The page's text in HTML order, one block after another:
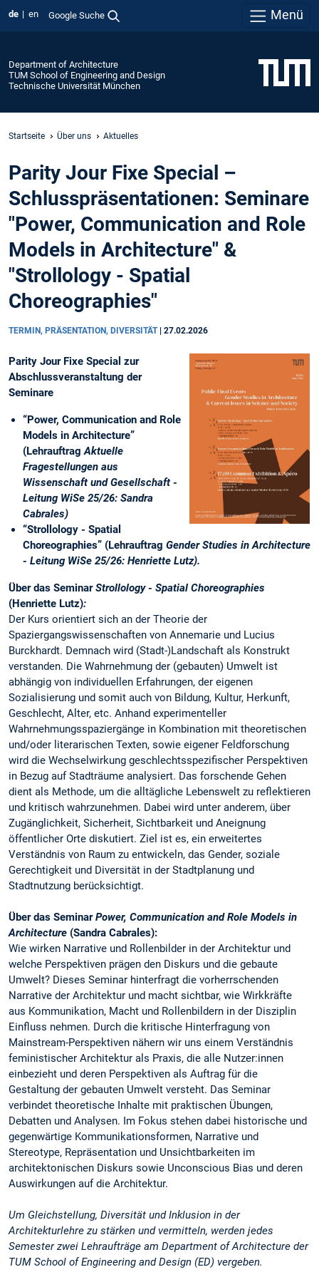
de en Google Suche Menü
Department of Architecture
TUM School of Engineering and Design
Technische Universität München
Startseite Über uns Aktuelles
Parity Jour Fixe Special –
Schlusspräsentationen: Seminare
"Power, Communication and Role
Models in Architecture" &
"Strollology - Spatial
Choreographies"
TERMIN, PRÄSENTATION, DIVERSITÄT 27.02.2026
Parity Jour Fixe Special zur
Abschlussveranstaltung der
Seminare
“Power, Communication and Role
Models in Architecture”
(LehrauftragAktuelle
Fragestellungen aus
Wissenschaft und Gesellschaft -
Leitung WiSe 25/26: Sandra
Cabrales)
“Strollology - Spatial
Choreographies” (Lehrauftrag Gender Studies in Architecture
- Leitung WiSe 25/26: Henriette Lutz).
Über das Seminar Strollology - Spatial Choreographies
(Henriette Lutz):
Der Kurs orientiert sich an der Theorie der
Spaziergangswissenschaften von Annemarie und Lucius
Burckhardt. Demnach wird (Stadt-)Landschaft als Konstrukt
verstanden. Die Wahrnehmung der (gebauten) Umwelt ist
abhängig von individuellen Erfahrungen, der eigenen
Sozialisierung und somit auch von Bildung, Kultur, Herkunft,
Geschlecht, Alter, etc. Anhand experimenteller
Wahrnehmungsspaziergänge in Kombination mit theoretischen
und/oder literarischen Texten, sowie eigener Feldforschung
wird die Wechselwirkung geschlechtsspezifischer Perspektiven
in Bezug auf Stadträume analysiert. Das forschende Gehen
dient als Methode, um die alltägliche Lebenswelt zu reflektieren
und kritisch wahrzunehmen. Dabei wird unter anderem, über
Zugänglichkeit, Sicherheit, Sichtbarkeit und Aneignung
öffentlicher Orte diskutiert. Ziel ist es, ein erweitertes
Verständnis von Raum zu entwickeln, das Gender, soziale
Gerechtigkeit und Diversität in der Stadtplanung und
Stadtnutzung berücksichtigt.
Über das Seminar Power, Communication and Role Models in
Architecture (Sandra Cabrales):
Wie wirken Narrative und Rollenbilder in der Architektur und
welche Perspektiven prägen den Diskurs und die gebaute
Umwelt? Dieses Seminar hinterfragt die vorherrschenden
Narrative der Architektur und macht sichtbar, wie Wirkkräfte
aus Kommunikation, Macht und Rollenbildern in der Disziplin
Einfluss nehmen. Durch die kritische Hinterfragung von
Mainstream-Perspektiven nähern wir uns einem Verständnis
feministischer Architektur als Praxis, die alle Nutzer:innen
einbezieht und deren Perspektiven als Auftrag für die
Gestaltung der gebauten Umwelt versteht. Das Seminar
verbindet theoretische Inhalte mit praktischen Übungen,
Debatten und Analysen. Im Fokus stehen dabei historische und
gegenwärtige Kommunikationsformen, Narrative und
Stereotype, Repräsentation und Unsichtbarkeiten im
architektonischen Diskurs sowie Unconscious Bias und deren
Auswirkungen auf die Architektur.
Um Gleichstellung, Diversität und Inklusion in der
Architekturlehre zu stärken und vermitteln, werden jedes
Semester zwei Lehraufträge am Department of Architecture der
TUM School of Engineering and Design (ED) vergeben.